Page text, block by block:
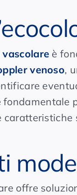
è
venoso,
offre